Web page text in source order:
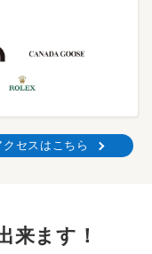
セスはこちら
来ます！